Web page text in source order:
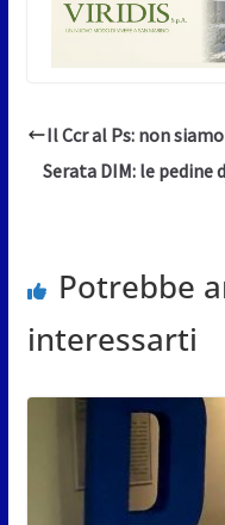
Il Ccr al Ps: non
Serata DIM: le
Potrebbe
interessarti